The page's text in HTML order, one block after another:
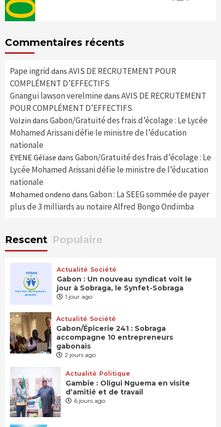
Commentaires récents
Pape ingrid dans AVIS DE RECRUTEMENT POUR
COMPLÉMENT D’EFFECTIFS
Gnangui lawson verelmine dans AVIS DE RECRUTEMENT
POUR COMPLÉMENT D’EFFECTIFS
Volzin dans Gabon/Gratuité des frais d’écolage : Le Lycée
Mohamed Arissani défie le ministre de l’éducation
nationale
EYENE Gélase dans Gabon/Gratuité des frais d’écolage : Le
Lycée Mohamed Arissani défie le ministre de l’éducation
nationale
Mohamed ondeno dans Gabon : La SEEG sommée de payer
plus de 3 milliards au notaire Alfred Bongo Ondimba
Rescent Populaire
Actualité Société
Gabon : Un nouveau syndicat voit le
jour à Sobraga, le Synfet-Sobraga
1 jour ago
Actualité Société
Gabon/Épicerie 241 : Sobraga
accompagne 10 entrepreneurs
gabonais
2 jours ago
Actualité Politique
Gambie : Oligui Nguema en visite
d’amitié et de travail
6 jours ago